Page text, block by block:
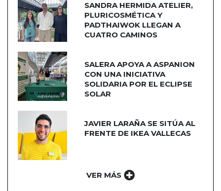
SANDRA HERMIDA ATELIER,
PLURICOSMÉTICA Y
PADTHAIWOK LLEGAN A
CUATRO CAMINOS
SALERA APOYA A ASPANION
CON UNA INICIATIVA
SOLIDARIA POR EL ECLIPSE
SOLAR
JAVIER LARAÑA SE SITÚA AL
FRENTE DE IKEA VALLECAS
VER MÁS